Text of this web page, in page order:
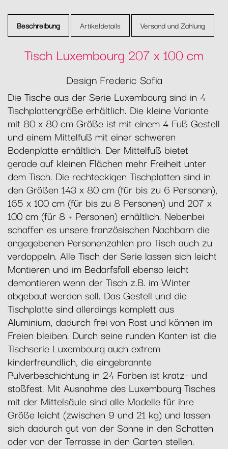
Beschreibung Artikeldetails Versand und Zahlung
Tisch Luxembourg 207 x 100 cm
Design Frederic Sofia
Die Tische aus der Serie Luxembourg sind in 4
Tischplattengröße erhältlich. Die kleine Variante
mit 80 x 80 cm Größe ist mit einem 4 Fuß Gestell
und einem Mittelfuß mit einer schweren
Bodenplatte erhältlich. Der Mittelfuß bietet
gerade auf kleinen Flächen mehr Freiheit unter
dem Tisch. Die rechteckigen Tischplatten sind in
den Größen 143 x 80 cm (für bis zu 6 Personen),
165 x 100 cm (für bis zu 8 Personen) und 207 x
100 cm (für 8 + Personen) erhältlich. Nebenbei
schaffen es unsere französischen Nachbarn die
angegebenen Personenzahlen pro Tisch auch zu
verdoppeln. Alle Tisch der Serie lassen sich leicht
Montieren und im Bedarfsfall ebenso leicht
demontieren wenn der Tisch z.B. im Winter
abgebaut werden soll. Das Gestell und die
Tischplatte sind allerdings komplett aus
Aluminium, dadurch frei von Rost und können im
Freien bleiben. Durch seine runden Kanten ist die
Tischserie Luxembourg auch extrem
kinderfreundlich, die eingebrannte
Pulverbeschichtung in 24 Farben ist kratz- und
stoßfest. Mit Ausnahme des Luxembourg Tisches
mit der Mittelsäule sind alle Modelle für ihre
Größe leicht (zwischen 9 und 21 kg) und lassen
sich dadurch gut von der Sonne in den Schatten
oder von der Terrasse in den Garten stellen.